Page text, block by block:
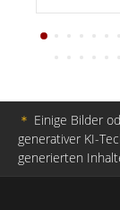
＊ Einige Bilder
generativer KI-
generierten